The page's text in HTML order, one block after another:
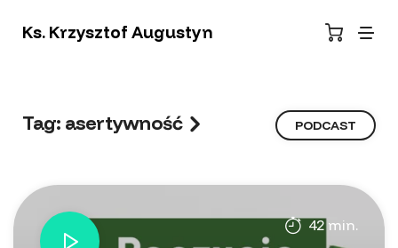
Ks. Krzysztof Augustyn
PODCAST
Tag: asertywność
42 min.